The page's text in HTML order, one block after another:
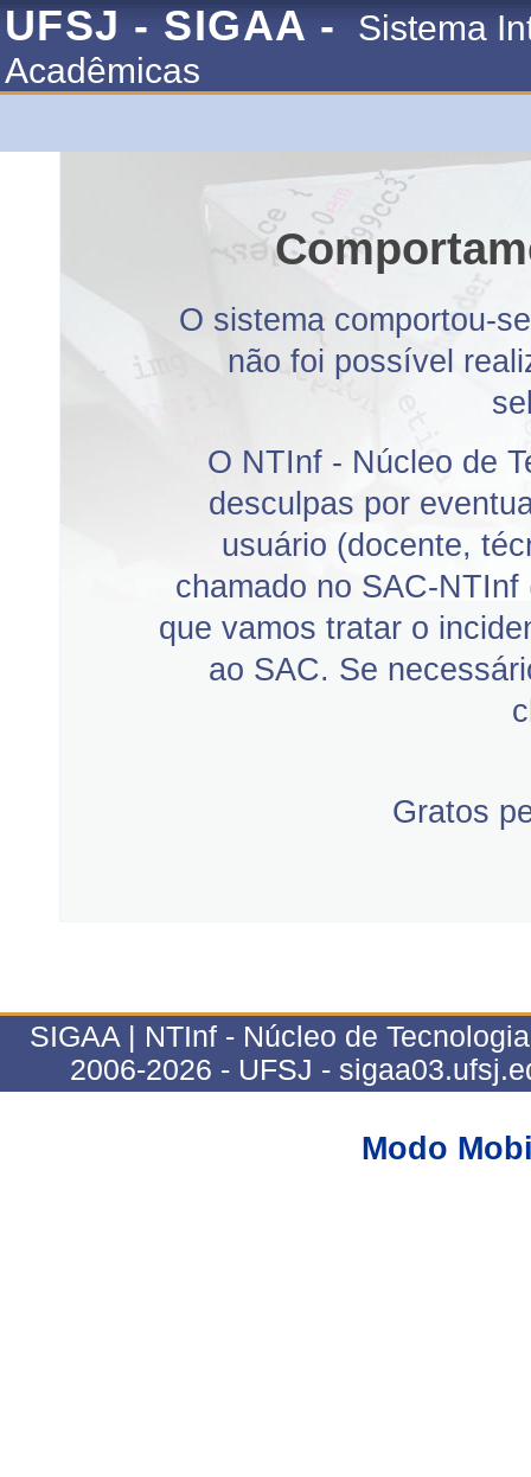
UFSJ - SIGAA -
Sistema
Acadêmicas
O sistema comportou-
não foi possível
O NTInf - Núcleo de
desculpas por
usuário (docente,
chamado no SAC-NTInf
que vamos tratar o
ao SAC. Se
Gratos
SIGAA | NTInf - Núcleo de
2006-2026 - UFSJ -
Modo